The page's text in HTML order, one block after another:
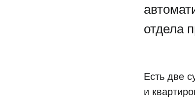
отдела
Есть две
и